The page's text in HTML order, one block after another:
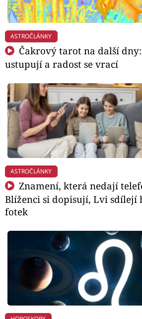
ASTROČLÁNKY
Čakrový tarot na další
ustupují a radost se vrací
ASTROČLÁNKY
Znamení, která nedají
Blíženci si dopisují, Lvi sdílejí
fotek